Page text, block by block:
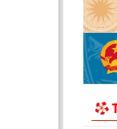
địa
khai